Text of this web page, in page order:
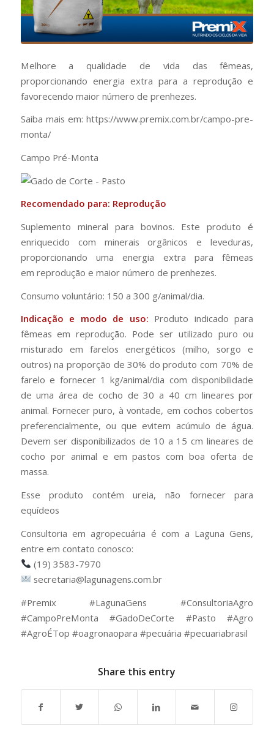
Melhore a qualidade de vida das fêmeas,
proporcionando energia extra para a reprodução e
favorecendo maior número de prenhezes.
Saiba mais em: https://www.premix.com.br/campo-pre-
monta/
Campo Pré-Monta
Recomendado para: Reprodução
Suplemento mineral para bovinos. Este produto é
enriquecido com minerais orgânicos e leveduras,
proporcionando uma energia extra para fêmeas
em reprodução e maior número de prenhezes.
Consumo voluntário: 150 a 300 g/animal/dia.
Indicação e modo de uso: Produto indicado para
fêmeas em reprodução. Pode ser utilizado puro ou
misturado em farelos energéticos (milho, sorgo e
outros) na proporção de 30% do produto com 70% de
farelo e fornecer 1 kg/animal/dia com disponibilidade
de uma área de cocho de 30 a 40 cm lineares por
animal. Fornecer puro, à vontade, em cochos cobertos
preferencialmente, ou que evitem acúmulo de água.
Devem ser disponibilizados de 10 a 15 cm lineares de
cocho por animal e em pastos com boa oferta de
massa.
Esse produto contém ureia, não fornecer para
equídeos
Consultoria em agropecuária é com a Laguna Gens,
entre em contato conosco:
(19) 3583-7970
secretaria@lagunagens.com.br
#Premix #LagunaGens #ConsultoriaAgro
#CampoPreMonta #GadoDeCorte #Pasto #Agro
#AgroÉTop #oagronaopara #pecuária #pecuariabrasil
Share this entry